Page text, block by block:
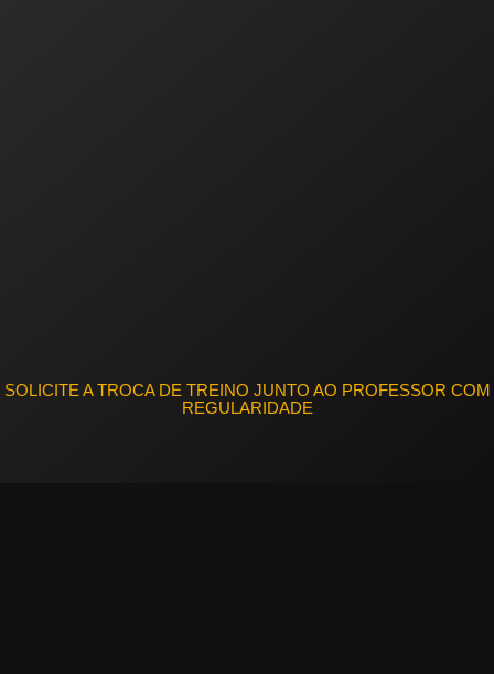
SOLICITE A TROCA DE TREINO JUNTO AO PROFESSOR COM
REGULARIDADE